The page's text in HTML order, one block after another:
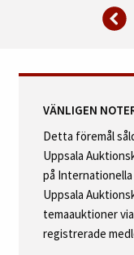
VÄNLIGEN
Detta föremål
Uppsala
på
Uppsala
temaauktioner
registrerade